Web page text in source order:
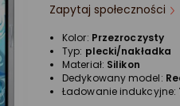
Zapytaj społeczności
Kolor: Przezroczysty
Typ: plecki/nakładka
Materiał: Silikon
Dedykowany model:
Ładowanie indukcyjne: